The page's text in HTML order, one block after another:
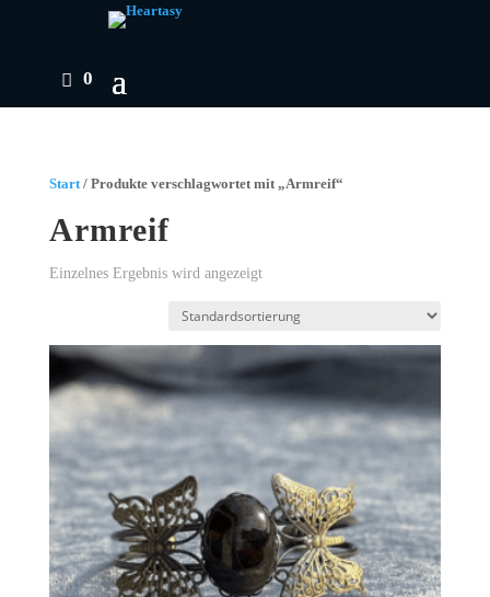
0
Start/ Produkte verschlagwortet mit „Armreif“
Armreif
Einzelnes Ergebnis wird angezeigt